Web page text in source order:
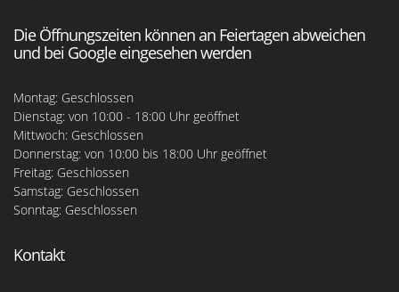
Die Öffnungszeiten können an Feiertagen abweichen
und bei Google eingesehen werden
Montag: Geschlossen
Dienstag: von 10:00 - 18:00 Uhr geöffnet
Mittwoch: Geschlossen
Donnerstag: von 10:00 bis 18:00 Uhr geöffnet
Freitag: Geschlossen
Samstag: Geschlossen
Sonntag: Geschlossen
Kontakt